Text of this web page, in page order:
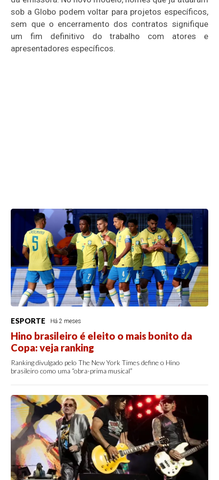
sob a Globo podem voltar para projetos específicos,
sem que o encerramento dos contratos signifique
um fim definitivo do trabalho com atores e
apresentadores específicos.
ESPORTE Há 2 meses
Hino brasileiro é eleito o mais bonito da
Copa: veja ranking
Ranking divulgado pelo The New York Times define o Hino
brasileiro como uma “obra-prima musical”